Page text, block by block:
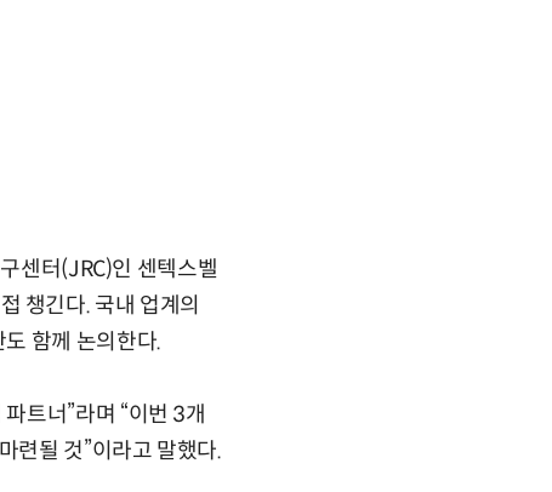
센터(JRC)인 센텍스벨
챙긴다. 국내 업계의
함께 논의한다.
트너”라며 “이번 3개
련될 것”이라고 말했다.